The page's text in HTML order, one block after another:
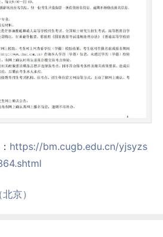
https://bm.cugb.edu.cn/yjsyzs
京）